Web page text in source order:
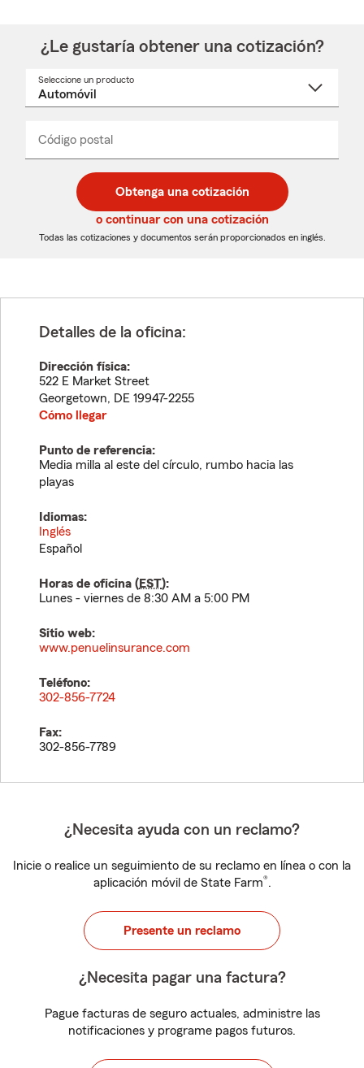
¿Le gustaría obtener una cotización?
Seleccione un producto
desplegable
Código postal
de
5
dígitos
de
5
dígitos
_____
Obtenga una cotización
o continuar con una cotización
Todas las cotizaciones y documentos serán proporcionados en inglés.
Detalles de la oficina:
Dirección física:
522 E Market Street
Georgetown, DE 19947-2255
Cómo llegar
Punto de referencia:
Media milla al este del círculo, rumbo hacia las
playas
Idiomas:
Inglés
Español
Horas de oficina (EST):
Lunes - viernes de 8:30 AM a 5:00 PM
Sitio web:
www.penuelinsurance.com
Teléfono:
302-856-7724
Fax:
302-856-7789
¿Necesita ayuda con un reclamo?
Inicie o realice un seguimiento de su reclamo en línea o con la
aplicación móvil de State Farm®.
Presente un reclamo
¿Necesita pagar una factura?
Pague facturas de seguro actuales, administre las
notificaciones y programe pagos futuros.